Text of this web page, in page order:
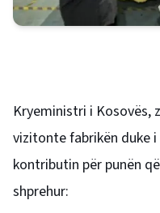
Kryeministri i Kosovës,
vizitonte fabrikën duke
kontributin për punën
shprehur: